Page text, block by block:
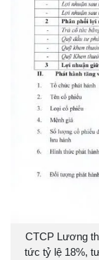
CTCP Lương
tức tỷ lệ 18%,